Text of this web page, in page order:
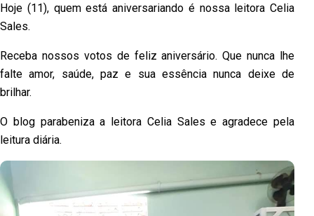
Hoje (11), quem está aniversariando é nossa leitora Celia
Sales.
Receba nossos votos de feliz aniversário. Que nunca lhe
falte amor, saúde, paz e sua essência nunca deixe de
brilhar.
O blog parabeniza a leitora Celia Sales e agradece pela
leitura diária.